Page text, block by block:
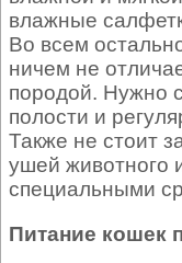
влажные
Во всем
ничем не
породой. Нужно
полости и
Также не стоит
ушей животного
специальными
Питание кошек